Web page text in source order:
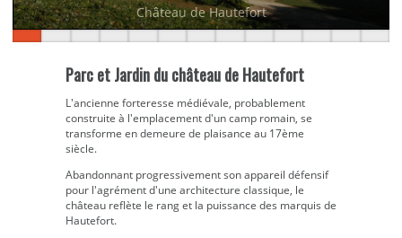
Château de Hautefort
Parc et Jardin du château de Hautefort
L'ancienne forteresse médiévale, probablement
construite à l'emplacement d'un camp romain, se
transforme en demeure de plaisance au 17ème
siècle.
Abandonnant progressivement son appareil défensif
pour l'agrément d'une architecture classique, le
château reflète le rang et la puissance des marquis de
Hautefort.